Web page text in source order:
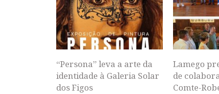
“Persona” leva a arte da
identidade à Galeria Solar
dos Figos
Lamego
de
Comte-